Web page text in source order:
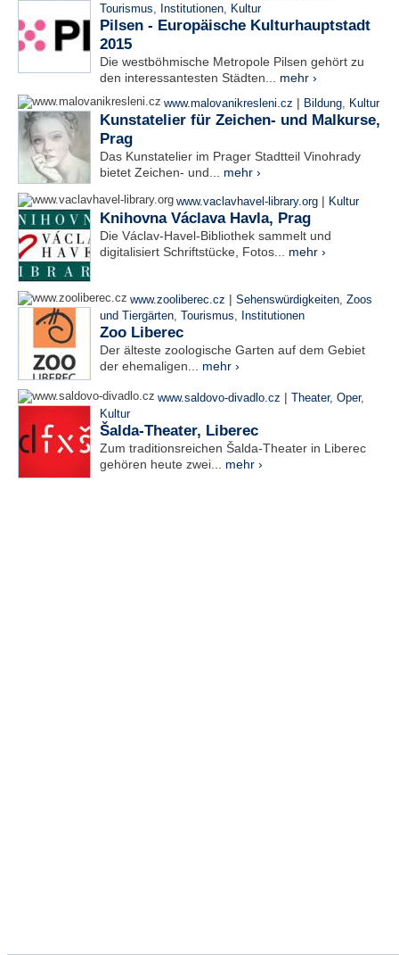
Tourismus, Institutionen, Kultur
Pilsen - Europäische Kulturhauptstadt
2015
Die westböhmische Metropole Pilsen gehört zu
den interessantesten Städten... mehr ›
www.malovanikresleni.cz | Bildung, Kultur
Kunstatelier für Zeichen- und Malkurse,
Prag
Das Kunstatelier im Prager Stadtteil Vinohrady
bietet Zeichen- und... mehr ›
www.vaclavhavel-library.org | Kultur
Knihovna Václava Havla, Prag
Die Václav-Havel-Bibliothek sammelt und
digitalisiert Schriftstücke, Fotos... mehr ›
www.zooliberec.cz | Sehenswürdigkeiten, Zoos
und Tiergärten, Tourismus, Institutionen
Zoo Liberec
Der älteste zoologische Garten auf dem Gebiet
der ehemaligen... mehr ›
www.saldovo-divadlo.cz | Theater, Oper,
Kultur
Šalda-Theater, Liberec
Zum traditionsreichen Šalda-Theater in Liberec
gehören heute zwei... mehr ›